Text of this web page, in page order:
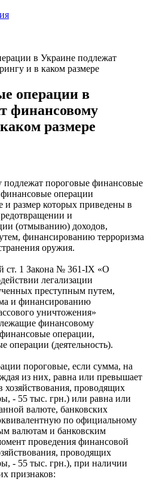
в Украине подлежат
и в каком размере
операции в
финансовому
размере
пороговые финансовые
операции
и размер которых приведены в
и
(отмыванию) доходов,
финансированию терроризма
оружия.
ст. 1 Закона № 361-IX «О
легализации
преступным путем,
и финансированию
уничтожения»
финансовому
операции,
операции (деятельность).
пороговые, если сумма, на
из них, равна или превышает
хозяйствования, проводящих
- 55 тыс. грн.) или равна или
валюте, банковских
по официальному
валютам и банковским
проведения финансовой
проводящих
- 55 тыс. грн.), при наличии
признаков: